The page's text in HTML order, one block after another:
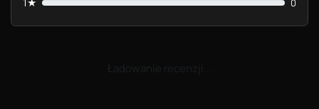
Ładowanie recenzji...